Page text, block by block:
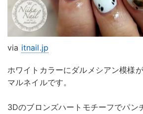
via itnail.jp
ホワイトカラーにダルメシアン模様
マルネイルです。
3Dのブロンズハートモチーフでパン